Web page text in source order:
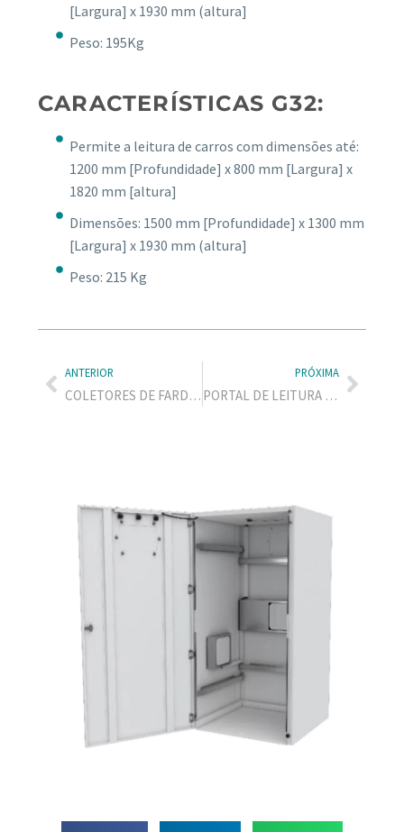
[Largura] x 1930 mm (altura]
Peso: 195Kg
CARACTERÍSTICAS G32:
Permite a leitura de carros com dimensões até:
1200 mm [Profundidade] x 800 mm [Largura] x
1820 mm [altura]
Dimensões: 1500 mm [Profundidade] x 1300 mm
[Largura] x 1930 mm (altura]
Peso: 215 Kg
ANTERIOR
COLETORES DE FARDAMENTO
PRÓXIMA
PORTAL DE LEITURA MASSIVA G07